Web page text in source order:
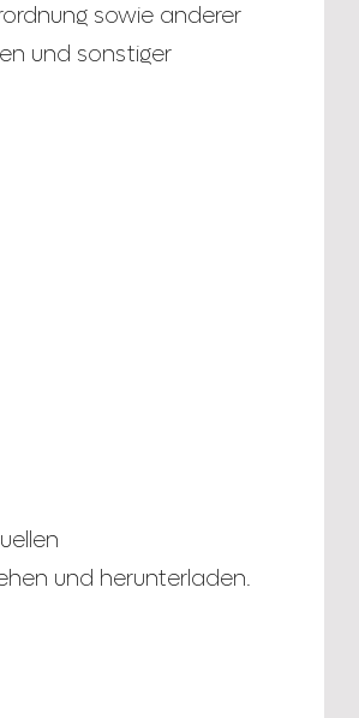
sowie anderer
und sonstiger
und herunterladen.